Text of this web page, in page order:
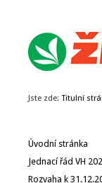
Jste zde: Titulní
Úvodní stránka
Jednací řád VH
Rozvaha k